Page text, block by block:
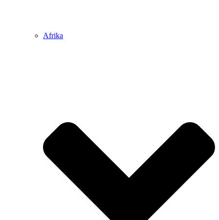
Afrika